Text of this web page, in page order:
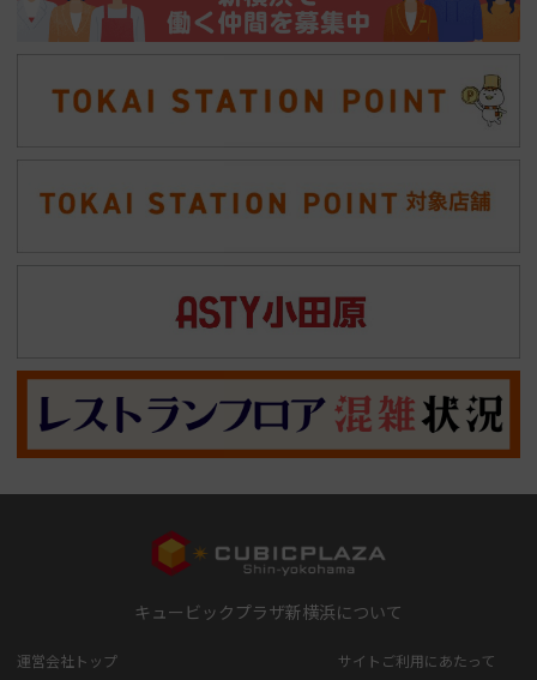
キュービックプラザ新横浜について
運営会社トップ サイトご利用にあたって